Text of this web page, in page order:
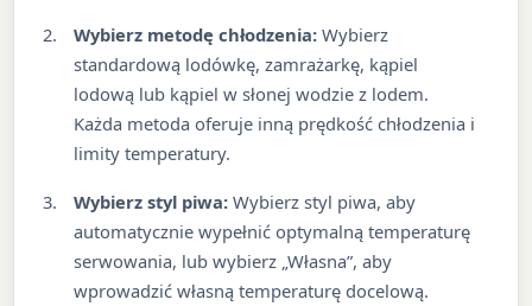
Wybierz metodę chłodzenia: Wybierz
standardową lodówkę, zamrażarkę, kąpiel
lodową lub kąpiel w słonej wodzie z lodem.
Każda metoda oferuje inną prędkość chłodzenia i
limity temperatury.
Wybierz styl piwa: Wybierz styl piwa, aby
automatycznie wypełnić optymalną temperaturę
serwowania, lub wybierz „Własna”, aby
wprowadzić własną temperaturę docelową.